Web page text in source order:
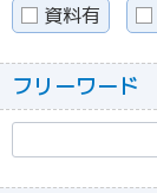
資料有
フリーワード